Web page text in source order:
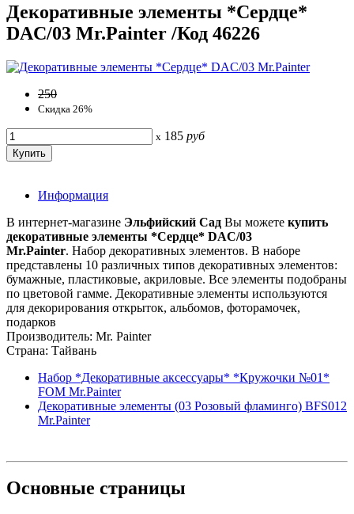
Декоративные элементы *Сердце*
DAC/03 Mr.Painter /Код 46226
250
Скидка 26%
x 185 руб
Информация
В интернет-магазине Эльфийский Сад Вы можете купить
декоративные элементы *Сердце* DAC/03
Mr.Painter. Набор декоративных элементов. В наборе
представлены 10 различных типов декоративных элементов:
бумажные, пластиковые, акриловые. Все элементы подобраны
по цветовой гамме. Декоративные элементы используются
для декорирования открыток, альбомов, фоторамочек,
подарков
Производитель: Mr. Painter
Страна: Тайвань
Набор *Декоративные аксессуары* *Кружочки №01*
FOM Mr.Painter
Декоративные элементы (03 Розовый фламинго) BFS012
Mr.Painter
Основные страницы